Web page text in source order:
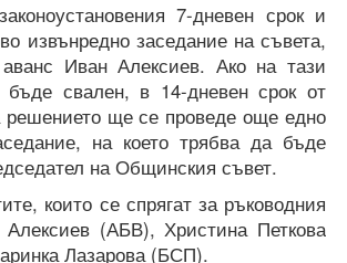
7-дневен срок и
извънредно заседание на съвета,
Иван Алексиев. Ако на тази
свален, в 14-дневен срок от
решението ще се проведе още едно
на което трябва да бъде
на Общинския съвет.
които се спрягат за ръководния
(АБВ), Христина Петкова
Лазарова (БСП).